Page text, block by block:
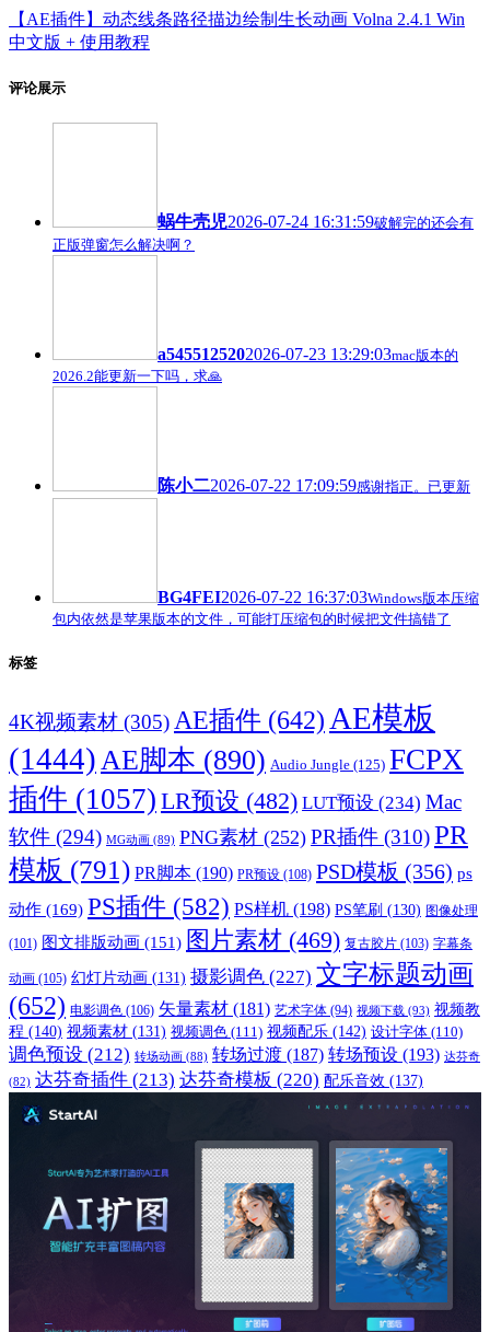
【AE插件】动态线条路径描边绘制生长动画 Volna 2.4.1 Win
中文版 + 使用教程
评论展示
蜗牛壳児2026-07-24 16:31:59破解完的还会有
正版弹窗怎么解决啊？
a5455125202026-07-23 13:29:03mac版本的
2026.2能更新一下吗，求🙏
陈小二2026-07-22 17:09:59感谢指正。已更新
BG4FEI2026-07-22 16:37:03Windows版本压缩
包内依然是苹果版本的文件，可能打压缩包的时候把文件搞错了
标签
4K视频素材 (305)AE插件 (642) AE模板
(1444)AE脚本 (890) Audio Jungle (125) FCPX
插件 (1057) LR预设 (482) LUT预设 (234) Mac
软件 (294) MG动画 (89) PNG素材 (252) PR插件 (310)PR
模板 (791) PR脚本 (190) PR预设 (108) PSD模板 (356) ps
动作 (169) PS插件 (582) PS样机 (198) PS笔刷 (130) 图像处理
(101) 图文排版动画 (151) 图片素材 (469) 复古胶片 (103) 字幕条
动画 (105) 幻灯片动画 (131) 摄影调色 (227) 文字标题动画
(652) 电影调色 (106) 矢量素材 (181) 艺术字体 (94) 视频下载 (93) 视频教
程 (140) 视频素材 (131) 视频调色 (111) 视频配乐 (142) 设计字体 (110)
调色预设 (212) 转场动画 (88) 转场过渡 (187) 转场预设 (193) 达芬奇
(82) 达芬奇插件 (213) 达芬奇模板 (220) 配乐音效 (137)